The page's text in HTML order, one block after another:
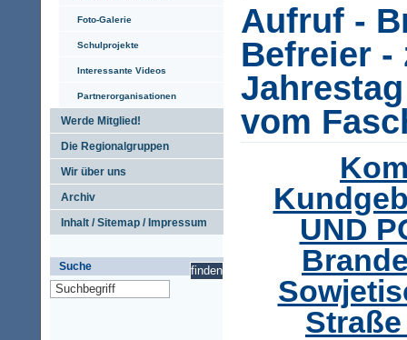
Foto-Galerie
Schulprojekte
Interessante Videos
Partnerorganisationen
Werde Mitglied!
Die Regionalgruppen
Wir über uns
Archiv
Inhalt / Sitemap / Impressum
Suche
Aufruf -
Befreier -
vom
UND